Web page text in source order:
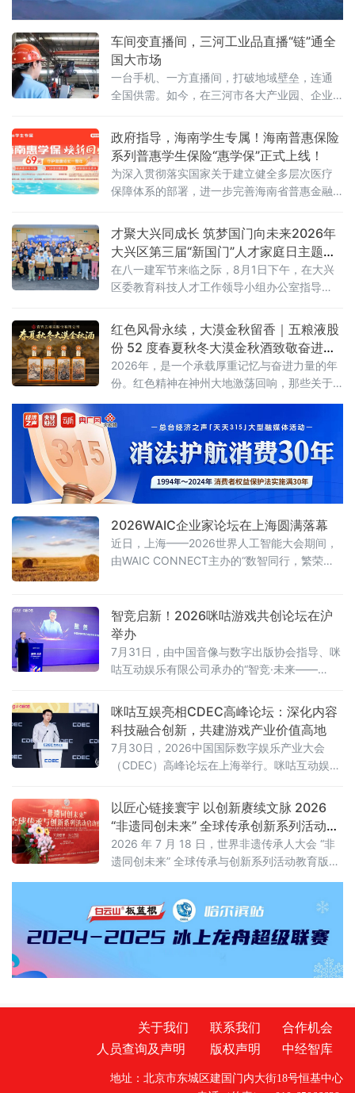
引擎，国际交往中心功能承载区的定位愈发清
车间变直播间，三河工业品直播“链”通全
国大市场
一台手机、一方直播间，打破地域壁垒，连通
全国供需。如今，在三河市各大产业园、企业
尚。从智能家居制造到精密工业制冷，从越野
改装配件到高端装备制造，越来越多三河传统
工业企业跳出线下经销、上门拓客的固有模
式，以直播间为新赛道，让车间变镜头、产品
上云端、销路通全国。
政府指导，海南学生专属！海南普惠保险
系列普惠学生保险“惠学保”正式上线！
为深入贯彻落实国家关于建立健全多层次医疗
保障体系的部署，进一步完善海南省普惠金融
式上线发布。
才聚大兴同成长 筑梦国门向未来2026年
大兴区第三届“新国门”人才家庭日主题沙
龙活动圆满举行
在八一建军节来临之际，8月1日下午，在大兴
区委教育科技人才工作领导小组办公室指导
聚大兴同成长，筑梦国门向未来”大兴区第三
届“新国门”人才家庭日主题沙龙活动。
红色风骨永续，大漠金秋留香｜五粮液股
份 52 度春夏秋冬大漠金秋酒致敬奋进时
代
2026年，是一个承载厚重记忆与奋进力量的年
份。红色精神在神州大地激荡回响，那些关于
坚守、拼搏与传承的故事，汇聚成这个时代最
鲜明的底色。
2026WAIC企业家论坛在上海圆满落幕
近日，上海——2026世界人工智能大会期间，
由WAIC CONNECT主办的“数智同行，繁荣共
净值决策者到场参与，覆盖制造、ICT、消费、
医疗、金融等关键领域。盛夏的上海，WAIC展
览馆人潮涌动，而企业家论坛的会场内同样座
无虚席。
智竞启新！2026咪咕游戏共创论坛在沪
举办
7月31日，由中国音像与数字出版协会指导、咪
咕互动娱乐有限公司承办的“智竞·未来——
局推动高品质益智健
咪咕互娱亮相CDEC高峰论坛：深化内容
科技融合创新，共建游戏产业价值高地
7月30日，2026中国国际数字娱乐产业大会
（CDEC）高峰论坛在上海举行。咪咕互动娱乐
席论坛并发表题为《深化内容科技融合创新 共
建游戏产业价值高地》的主旨演讲，分享了咪
咕互娱在游戏领域的战略布局与实践思考。
以匠心链接寰宇 以创新赓续文脉 2026
“非遗同创未来” 全球传承创新系列活动在
京启动
2026 年 7 月 18 日，世界非遗传承人大会 “非
遗同创未来” 全球传承与创新系列活动教育版块
以 “万象寰宇・匠心文脉” 为主题，正式发布教
育板块整体战略规划。
关于我们 联系我们
合作机会
人员查询及声明
版权声明 中经智库
地址：北京市东城区建国门内大街18号恒基中心